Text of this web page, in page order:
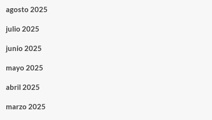
agosto 2025
julio 2025
junio 2025
mayo 2025
abril 2025
marzo 2025